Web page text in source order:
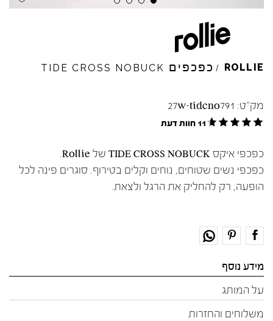
Skip to product reviews
Skip to product reviews
Skip to product reviews
Skip to product reviews
ROLLIE
/ כפכפים TIDE CROSS NOBUCK
מק"ט: 27w-tidcno791
11 חוות דעת
כפכפי איקס TIDE CROSS NOBUCK של Rollie.
כפכפי נשים שטוחים, נוחים וקלים בטירוף. סוגרים פינה לכל
הופעה, רק להחליק את הרגל ולצאת.
מידע נוסף
על המותג
משלוחים והחזרות